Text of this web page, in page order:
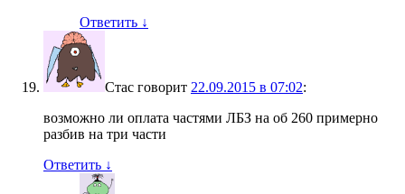
Ответить ↓
Стас говорит 22.09.2015 в 07:02:
возможно ли оплата частями ЛБЗ на об 260 примерно
разбив на три части
Ответить ↓